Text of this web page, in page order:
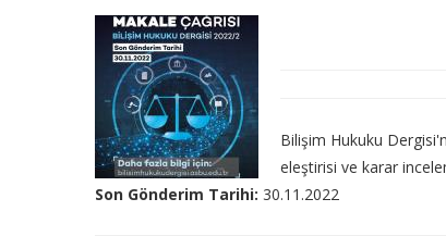
Bilişim Hukuku
eleştirisi ve karar
Son Gönderim Tarihi: 30.11.2022